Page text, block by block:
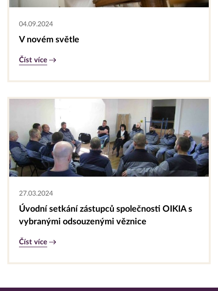
04.09.2024
V novém světle
Číst více
27.03.2024
Úvodní setkání zástupců společnosti OIKIA s
vybranými odsouzenými věznice
Číst více